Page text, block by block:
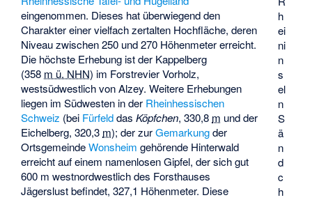
h
ei
ni
n
s
el
n
S
ä
n
d
c
h
eingenommen. Dieses hat überwiegend den
Charakter einer vielfach zertalten Hochfläche, deren
Niveau zwischen 250 und 270 Höhenmeter erreicht.
Die höchste Erhebung ist der Kappelberg
(358 m ü. NHN) im Forstrevier Vorholz,
westsüdwestlich von Alzey. Weitere Erhebungen
liegen im Südwesten in der Rheinhessischen
Schweiz (bei FürfelddasKöpfchen,330,8 m und der
Eichelberg,320,3 m); der zurGemarkungder
OrtsgemeindeWonsheim gehörende Hinterwald
erreicht auf einem namenlosen Gipfel, der sich gut
600 m westnordwestlich des Forsthauses
Jägerslust befindet, 327,1 Höhenmeter. Diese